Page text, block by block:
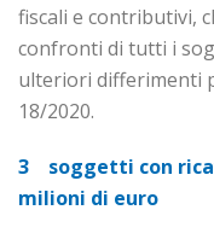
fiscali e contributivi,
confronti di tutti i
ulteriori differimenti
18/2020.
3 soggetti con
milioni di euro